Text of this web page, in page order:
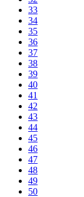
33
34
35
36
37
38
39
40
41
42
43
44
45
46
47
48
49
50